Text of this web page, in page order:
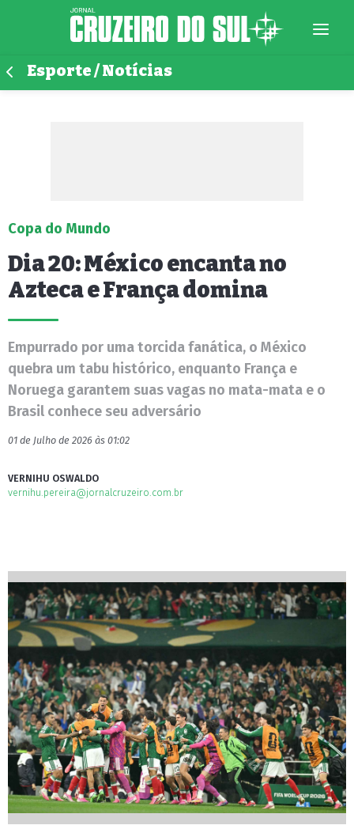
Esporte / Notícias
Copa do Mundo
Dia 20: México encanta no
Azteca e França domina
Empurrado por uma torcida fanática, o México
quebra um tabu histórico, enquanto França e
Noruega garantem suas vagas no mata-mata e o
Brasil conhece seu adversário
01 de Julho de 2026 às 01:02
VERNIHU OSWALDO
vernihu.pereira@jornalcruzeiro.com.br